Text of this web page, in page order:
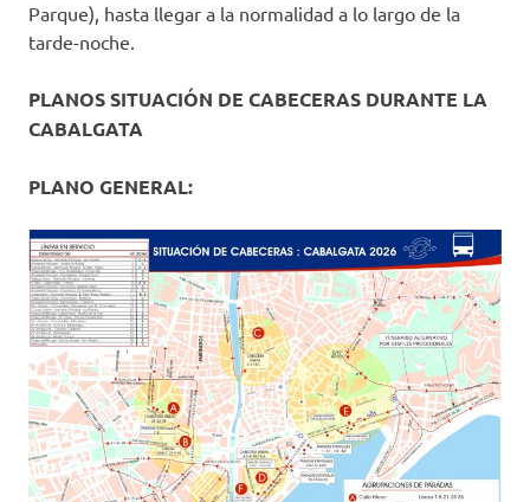
Parque), hasta llegar a la normalidad a lo largo de la
tarde-noche.
PLANOS SITUACIÓN DE CABECERAS DURANTE LA
CABALGATA
PLANO GENERAL: